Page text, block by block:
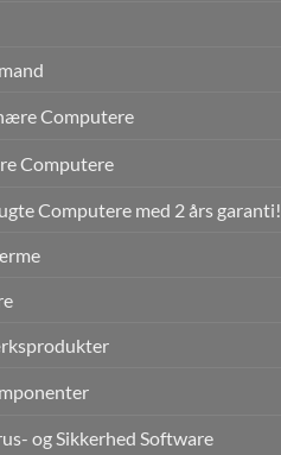
Computere
Computere
Computere med 2 års garanti!
og Sikkerhed Software